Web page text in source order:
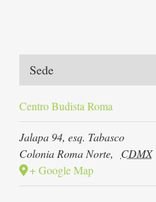
Sede
Centro Budista Roma
Jalapa 94, esq. Tabasco
Colonia Roma Norte, CDMX
+ Google Map